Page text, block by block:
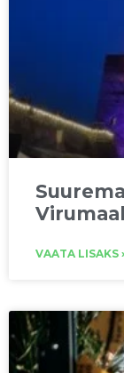
Virumaal
VAATA LISAKS